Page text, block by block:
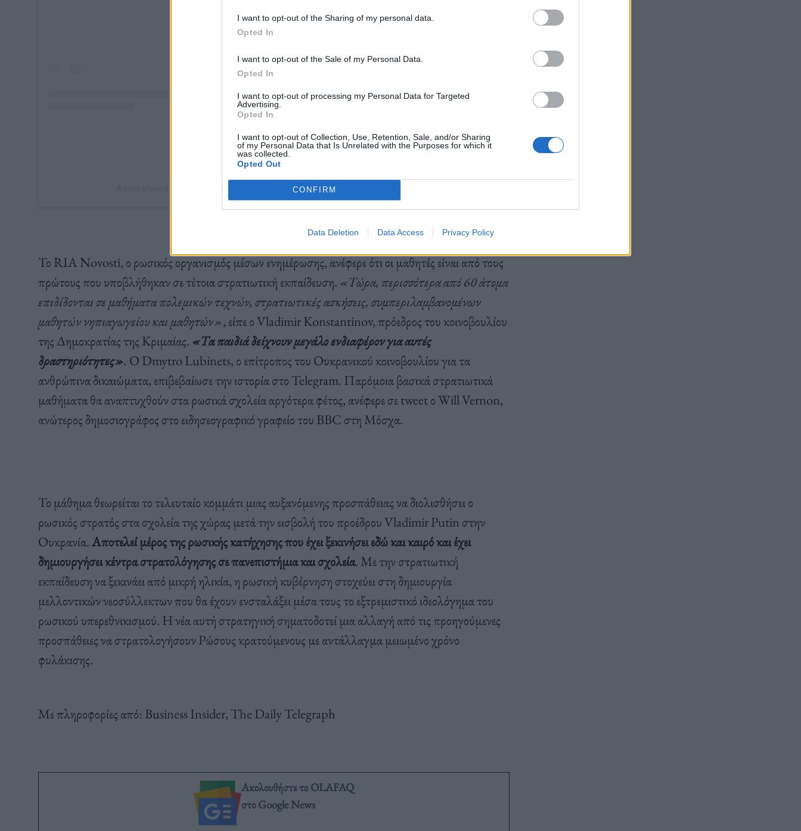
I want to opt-out of the Sharing of my personal data.
Opted In
I want to opt-out of the Sale of my Personal Data.
Opted In
I want to opt-out of processing my Personal Data for Targeted
Advertising.
Opted In
I want to opt-out of Collection, Use, Retention, Sale, and/or Sharing
of my Personal Data that Is Unrelated with the Purposes for which it
was collected.
Opted Out
CONFIRM
Data Deletion Data Access Privacy Policy
Το RIA Novosti, ο ρωσικός οργανισμός μέσων ενημέρωσης, ανέφερε ότι οι μαθητές είναι από τους
πρώτους που υποβλήθηκαν σε τέτοια στρατιωτική εκπαίδευση. «Τώρα, περισσότερα από 60 άτομα
επιδίδονται σε μαθήματα πολεμικών τεχνών, στρατιωτικές ασκήσεις, συμπεριλαμβανομένων
μαθητών νηπιαγωγείου και μαθητών», είπε ο Vladimir Konstantinov, πρόεδρος του κοινοβουλίου
της Δημοκρατίας της Κριμαίας. «Τα παιδιά δείχνουν μεγάλο ενδιαφέρον για αυτές
δραστηριότητες». Ο Dmytro Lubinets, ο επίτροπος του Ουκρανικού κοινοβουλίου για τα
ανθρώπινα δικαιώματα, επιβεβαίωσε την ιστορία στο Telegram. Παρόμοια βασικά στρατιωτικά
μαθήματα θα αναπτυχθούν στα ρωσικά σχολεία αργότερα φέτος, ανέφερε σε tweet ο Will Vernon,
ανώτερος δημοσιογράφος στο ειδησεογραφικό γραφείο του BBC στη Μόσχα.
Το μάθημα θεωρείται το τελευταίο κομμάτι μιας αυξανόμενης προσπάθειας να διολισθήσει ο
ρωσικός στρατός στα σχολεία της χώρας μετά την εισβολή του προέδρου Vladimir Putin στην
Ουκρανία.Αποτελεί μέρος της ρωσικής κατήχησης που έχει ξεκινήσει εδώ και καιρό και έχει
δημιουργήσει κέντρα στρατολόγησης σε πανεπιστήμια και σχολεία. Με την στρατιωτική
εκπαίδευση να ξεκινάει από μικρή ηλικία, η ρωσική κυβέρνηση στοχεύει στη δημιουργία
μελλοντικών νεοσύλλεκτων που θα έχουν ενσταλάξει μέσα τους το εξτρεμιστικό ιδεολόγημα του
ρωσικού υπερεθνικισμού. Η νέα αυτή στρατηγική σηματοδοτεί μια αλλαγή από τις προηγούμενες
προσπάθειες να στρατολογήσουν Ρώσους κρατούμενους με αντάλλαγμα μειωμένο χρόνο
φυλάκισης.
Με πληροφορίες από: Business Insider, The Daily Telegraph
Ακολουθήστε το OLAFAQ
στο Google News